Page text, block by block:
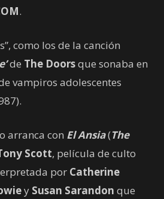
.
como los de la canción
de The Doorsque sonaba en
vampiros adolescentes
arranca con El Ansia(The
Scott, película de culto
por Catherine
y Susan Sarandon que